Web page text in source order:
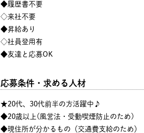
◆履歴書不要
◇来社不要
◆昇給あり
◇社員登用有
◆友達と応募OK
応募条件・求める人材
★20代、30代前半の方活躍中♪
◆20歳以上(風営法・受動喫煙防止のため)
◆現住所が分かるもの（交通費支給のため）